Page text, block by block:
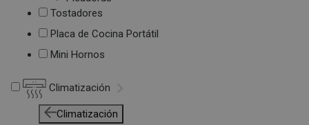
Tostadores
Placa de Cocina Portátil
Mini Hornos
Climatización
Climatización